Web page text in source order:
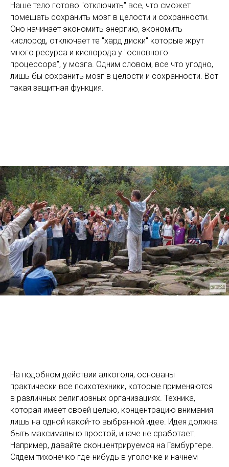
Наше тело готово "отключить" все, что сможет
помешать сохранить мозг в целости и сохранности.
Оно начинает экономить энергию, экономить
кислород, отключает те "хард диски" которые жрут
много ресурса и кислорода у "основного
процессора", у мозга. Одним словом, все что угодно,
лишь бы сохранить мозг в целости и сохранности. Вот
такая защитная функция.
На подобном действии алкоголя, основаны
практически все психотехники, которые применяются
в различных религиозных организациях. Техника,
которая имеет своей целью, концентрацию внимания
лишь на одной какой-то выбранной идее. Идея должна
быть максимально простой, иначе не сработает.
Например, давайте сконцентрируемся на Гамбургере.
Сядем тихонечко где-нибудь в уголочке и начнем